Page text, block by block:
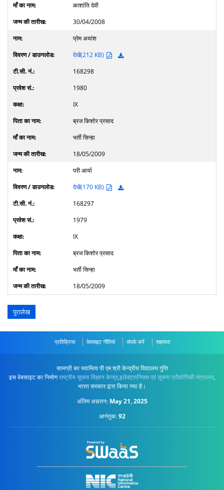
काशांति देवी
30/04/2008
प्रेम अयांश
देखें(212 KB)
168298
1980
IX
ब्रज किशोर प्रसाद
भर्ती सिन्हा
18/05/2009
परी आर्या
देखें(170 KB)
168297
1979
IX
ब्रज किशोर प्रसाद
भर्ती सिन्हा
18/05/2009
पुरालेख
प्रतिक्रिया वेबसाइट नीतियां संपर्क करें सहायता
सामग्री का स्वामित्व पी एम श्री केन्द्रीय विद्यालय गुत्ति
इस वेबसाइट का निर्माणराष्ट्रीय सूचना विज्ञान केन्द्र,इलेक्ट्रानिक्स एवं सूचना प्रौद्योगिकी मंत्रालय,
भारत सरकार द्वारा किया गया है।
अंतिम अद्यतन: May 21, 2025
आगंतुक:92